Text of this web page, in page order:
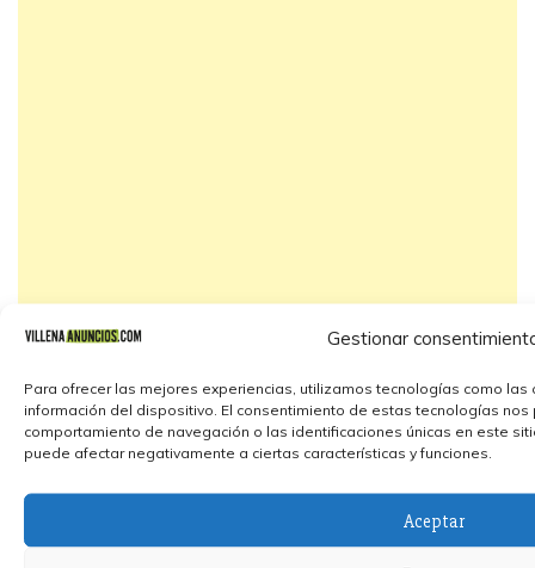
Gestionar
Para ofrecer las mejores experiencias, utilizamos tecnologías como las
información del dispositivo. El consentimiento de estas tecnologías
comportamiento de navegación o las identificaciones únicas en este
puede afectar negativamente a ciertas características y funciones.
Aceptar